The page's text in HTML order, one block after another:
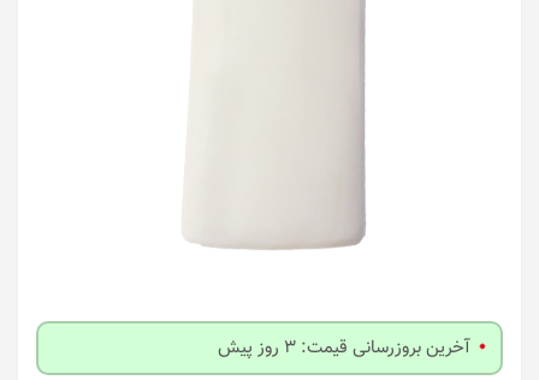
آخرین بروزرسانی قیمت: 3 روز پیش